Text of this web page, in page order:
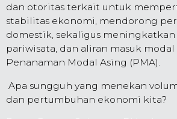
dan otoritas terkait untuk
stabilitas ekonomi, mendorong
domestik, sekaligus meningkatkan
pariwisata, dan aliran masuk
Penanaman Modal Asing (PMA).
Apa sungguh yang menekan
dan pertumbuhan ekonomi kita?